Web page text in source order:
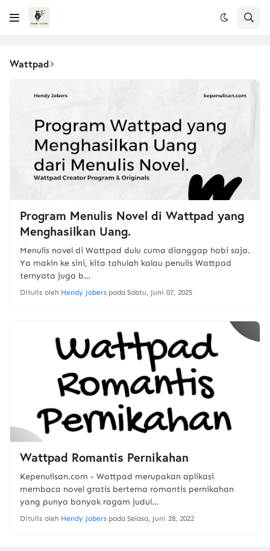
Wattpad
Program Menulis Novel di Wattpad yang
Menghasilkan Uang.
Menulis novel di Wattpad dulu cuma dianggap hobi saja.
Ya makin ke sini, kita tahulah kalau penulis Wattpad
ternyata juga b…
Ditulis oleh Hendy Jobers pada Sabtu, Juni 07, 2025
Wattpad Romantis Pernikahan
Kepenulisan.com - Wattpad merupakan aplikasi
membaca novel gratis bertema romantis pernikahan
yang punya banyak ragam judul…
Ditulis oleh Hendy Jobers pada Selasa, Juni 28, 2022